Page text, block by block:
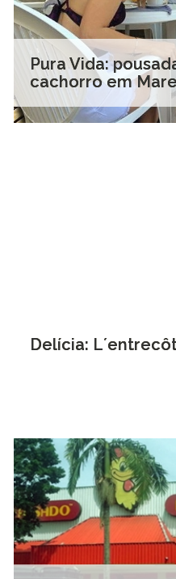
Pura Vida:
cachorro em
Delícia: